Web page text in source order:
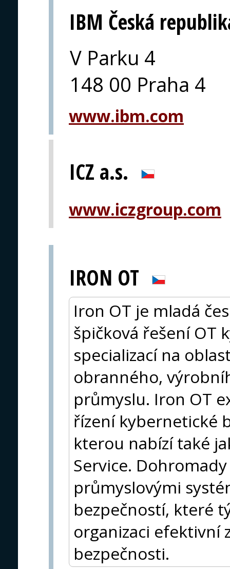
IBM Česká
V Parku 4
148 00 Praha 4
www.ibm.com
ICZ a.s.
www.iczgroup.com
IRON OT
Iron OT je mladá
špičková řešení OT
specializací na
obranného,
průmyslu. Iron OT
řízení kybernetické
kterou nabízí také
Service.
průmyslovými
bezpečností, které
organizaci efektivní
bezpečnosti.